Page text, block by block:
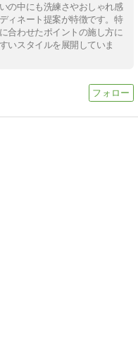
の中にも洗練さやおしゃれ感
ィネート提案が特徴です。特
合わせたポイントの施し方に
いスタイルを展開していま